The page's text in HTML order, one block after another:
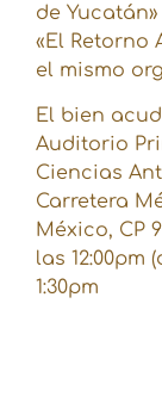
de
«El Retorno
el mismo
El bien
Auditorio
Ciencias
Carretera
México, CP
las 12:00pm
1:30pm